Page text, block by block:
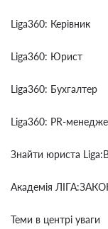
Liga360: Керівник
Liga360: Юрист
Liga360: Бухгалтер
Liga360: PR-
Знайти юриста
Академія
Теми в центрі уваги